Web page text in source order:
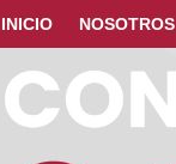
INICIO NOSOTROS